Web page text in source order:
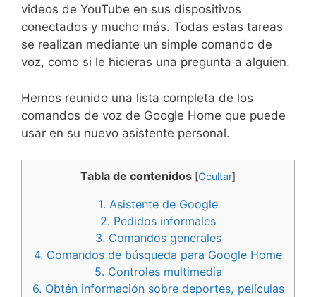
videos de YouTube en sus dispositivos
conectados y mucho más. Todas estas tareas
se realizan mediante un simple comando de
voz, como si le hicieras una pregunta a alguien.
Hemos reunido una lista completa de los
comandos de voz de Google Home que puede
usar en su nuevo asistente personal.
Tabla de contenidos [Ocultar]
1. Asistente de Google
2. Pedidos informales
3. Comandos generales
4. Comandos de búsqueda para Google Home
5. Controles multimedia
6. Obtén información sobre deportes, películas